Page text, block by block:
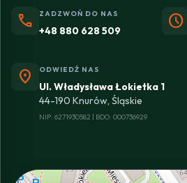
phone ZADZWOŃ DO NAS
+48 880 628 509 schedule
location_on ODWIEDŹ NAS
Ul. Władysława Łokietka 1
44-190 Knurów, Śląskie
NIP: 6271930582 | BDO: 000736929